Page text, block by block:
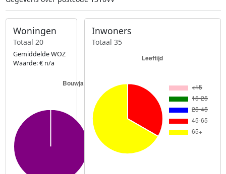
Woningen
Totaal 20
Gemiddelde WOZ
Waarde: € n/a
Inwoners
Totaal 35